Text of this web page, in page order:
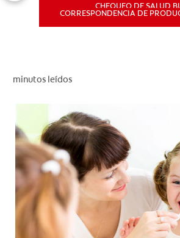
CHEQUEO DE SALUD
CORRESPONDENCIA DE
minutos leídos